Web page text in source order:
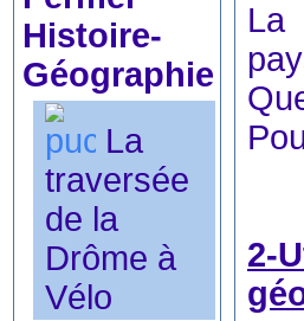
Histoire-
Géographie
La
traversée
de la
Drôme à
Vélo
La
2-